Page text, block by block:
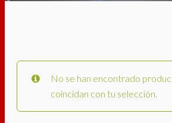
No se han encontrado
coincidan con tu selección.